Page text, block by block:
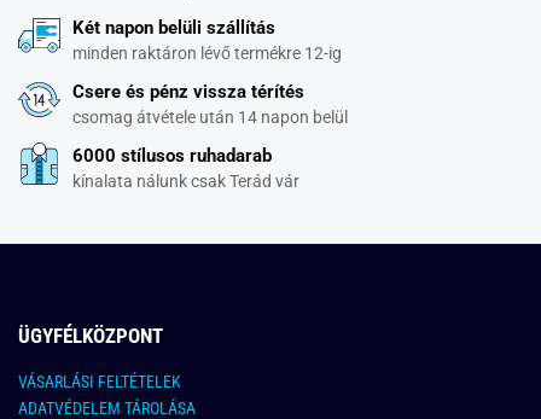
Két napon belüli szállítás
minden raktáron lévő termékre 12-ig
Csere és pénz vissza térítés
csomag átvétele után 14 napon belül
6000 stílusos ruhadarab
kínalata nálunk csak Terád vár
ÜGYFÉLKÖZPONT
VÁSARLÁSI FELTÉTELEK
ADATVÉDELEM TÁROLÁSA